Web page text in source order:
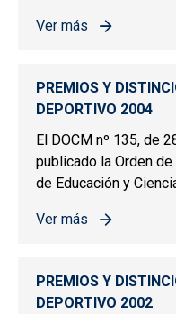
Ver más
sobre PREMIOS Y
PREMIOS Y
DEPORTIVO 2004
El DOCM nº 135, de
publicado la Orden
de Educación y
Ver más
sobre PREMIOS Y
PREMIOS Y
DEPORTIVO 2002